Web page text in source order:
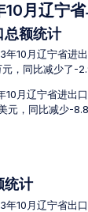
月辽宁
总额统计
年10月辽宁省进
，同比减少了-
10月辽宁省进出
元，同比减少-
统计
年10月辽宁省出